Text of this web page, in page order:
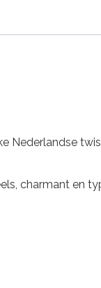
Nederlandse
charmant en